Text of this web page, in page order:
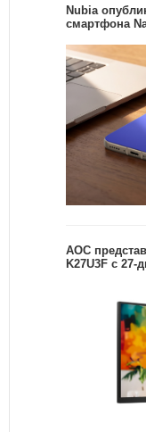
Nubia
смартфона
AOC
K27U3F с